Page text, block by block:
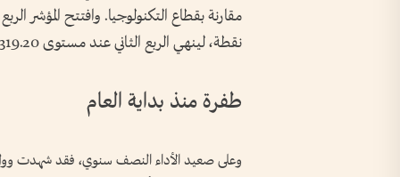
نقطة، لينهي الربع الثاني عند مستوى 52,319.20 نقطة بنمو 12.90 %.
طفرة منذ بداية العام
وعلى صعيد الأداء النصف سنوي، فقد شهدت